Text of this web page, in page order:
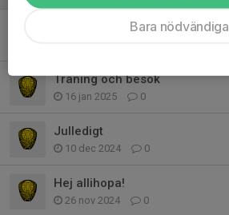
Träning och besök
16 jan 2025 0
Julledigt
10 dec 2024 0
Hej allihopa!
26 nov 2024 0
Bara nödvändiga